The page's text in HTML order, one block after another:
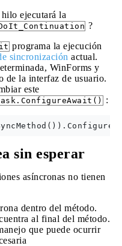
ejecutará la
?
programa la ejecución
sincronización actual.
WinForms y
de la interfaz de usuario.
este
:
sin esperar
asíncronas no tienen
dentro del método.
al final del método.
que puede ocurrir